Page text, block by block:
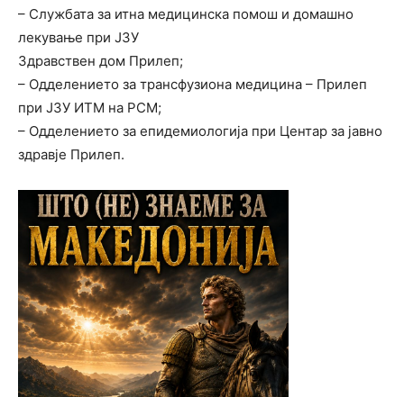
– Службата за итна медицинска помош и домашно
лекување при ЈЗУ
Здравствен дом Прилеп;
– Одделението за трансфузиона медицина – Прилеп
при ЈЗУ ИТМ на РСМ;
– Одделението за епидемиологија при Центар за јавно
здравје Прилеп.